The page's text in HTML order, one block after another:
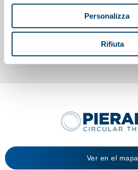
Personalizza
Rifiuta
EN
Ver en el mapa